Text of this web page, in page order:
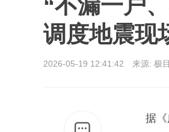
“不漏一户
调度地震现
2026-05-19 12:41:42 来源: 极
据